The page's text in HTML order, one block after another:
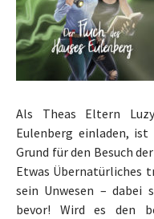
Als Theas Eltern
Eulenberg einladen,
Grund für den Besuch
Etwas Übernatürliches
sein Unwesen – dabei
bevor! Wird es den